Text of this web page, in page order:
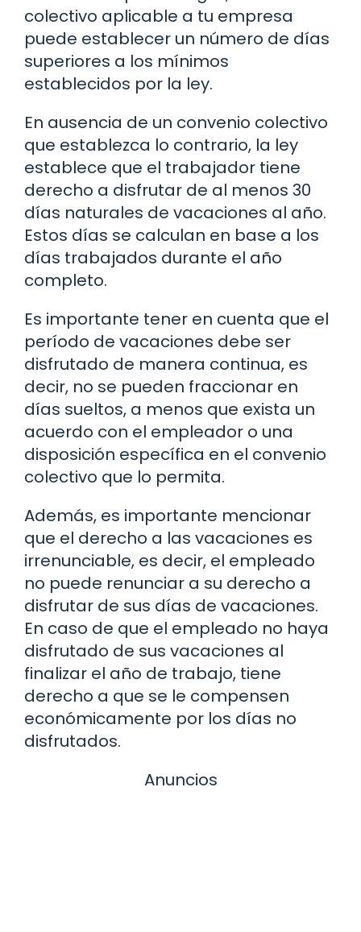
colectivo aplicable a tu empresa
puede establecer un número de días
superiores a los mínimos
establecidos por la ley.
En ausencia de un convenio colectivo
que establezca lo contrario, la ley
establece que el trabajador tiene
derecho a disfrutar de al menos 30
días naturales de vacaciones al año.
Estos días se calculan en base a los
días trabajados durante el año
completo.
Es importante tener en cuenta que el
período de vacaciones debe ser
disfrutado de manera continua, es
decir, no se pueden fraccionar en
días sueltos, a menos que exista un
acuerdo con el empleador o una
disposición específica en el convenio
colectivo que lo permita.
Además, es importante mencionar
que el derecho a las vacaciones es
irrenunciable, es decir, el empleado
no puede renunciar a su derecho a
disfrutar de sus días de vacaciones.
En caso de que el empleado no haya
disfrutado de sus vacaciones al
finalizar el año de trabajo, tiene
derecho a que se le compensen
económicamente por los días no
disfrutados.
Anuncios